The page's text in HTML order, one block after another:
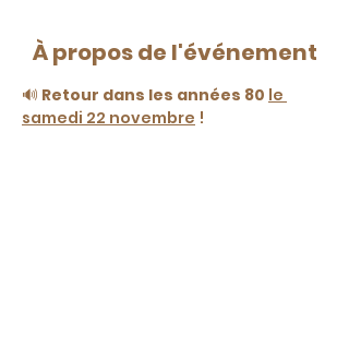
À propos de l'événement
🔊 Retour dans les années 80 le
samedi 22 novembre !